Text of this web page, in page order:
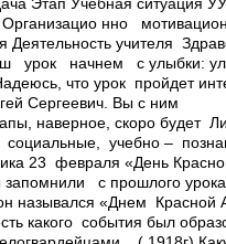
Этап Учебная ситуация
нно
учителя
урок начнем с улыбки:
что урок пройдет
Сергеевич. Вы с ним
наверное, скоро
учебно –
23 февраля «День
запомнили с прошлого
назывался «Днем Красной
какого события был